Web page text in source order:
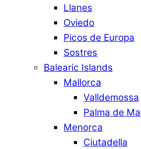
Llanes
Oviedo
Picos de Europa
Sostres
Balearic Islands
Mallorca
Valldemossa
Palma de
Menorca
Ciutadella